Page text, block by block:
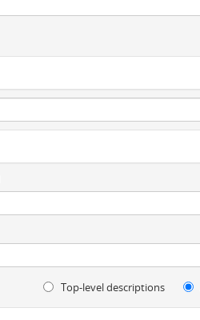
Top-level descriptions